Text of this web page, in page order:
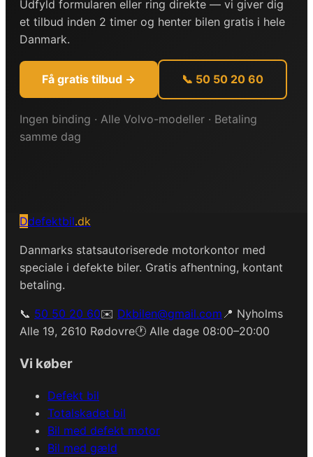
Udfyld formularen eller ring direkte — vi giver dig
et tilbud inden 2 timer og henter bilen gratis i hele
Danmark.
Få gratis tilbud → 📞 50 50 20 60
Ingen binding · Alle Volvo-modeller · Betaling
samme dag
Ddefektbil.dk
Danmarks statsautoriserede motorkontor med
speciale i defekte biler. Gratis afhentning, kontant
betaling.
📞 50 50 20 60✉️ Dkbilen@gmail.com 📍 Nyholms
Alle 19, 2610 Rødovre🕐 Alle dage 08:00–20:00
Vi køber
Defekt bil
Totalskadet bil
Bil med defekt motor
Bil med gæld